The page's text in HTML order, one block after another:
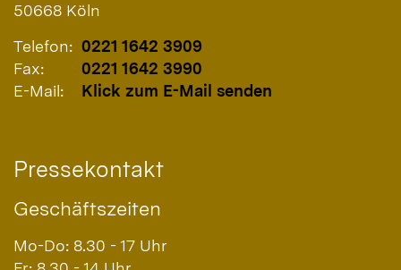
50668 Köln
Telefon: 0221 1642 3909
Fax:
0221 1642 3990
E-Mail:
Klick zum E-Mail senden
Pressekontakt
Geschäftszeiten
Mo-Do: 8.30 - 17 Uhr